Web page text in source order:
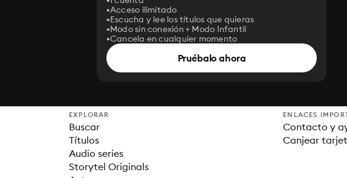
Acceso ilimitado
Escucha y lee los títulos que quieras
Modo sin conexión + Modo Infantil
Cancela en cualquier momento
Pruébalo ahora
EXPLORAR
Buscar
Títulos
Audio series
Storytel Originals
ENLACES
Contacto y
Canjear